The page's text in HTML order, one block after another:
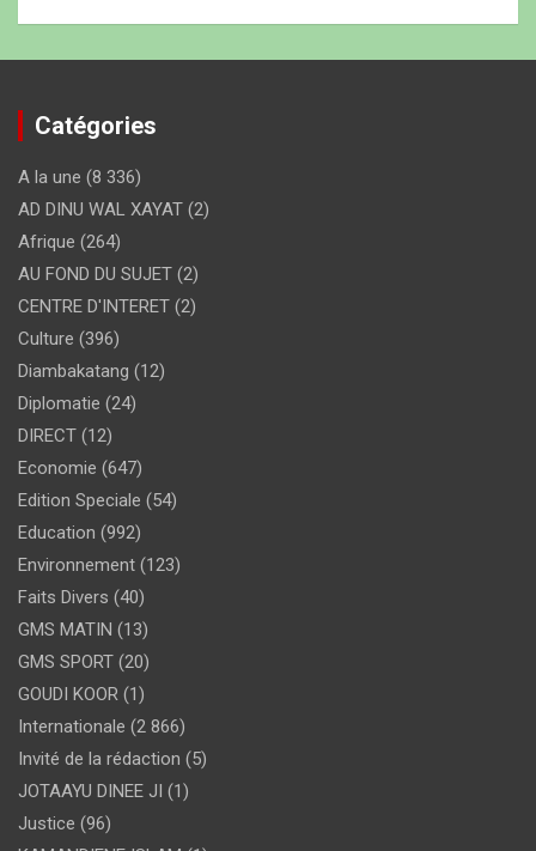
Catégories
A la une (8 336)
AD DINU WAL XAYAT (2)
Afrique (264)
AU FOND DU SUJET (2)
CENTRE D'INTERET (2)
Culture (396)
Diambakatang (12)
Diplomatie (24)
DIRECT (12)
Economie (647)
Edition Speciale (54)
Education (992)
Environnement (123)
Faits Divers (40)
GMS MATIN (13)
GMS SPORT (20)
GOUDI KOOR (1)
Internationale (2 866)
Invité de la rédaction (5)
JOTAAYU DINEE JI (1)
Justice (96)